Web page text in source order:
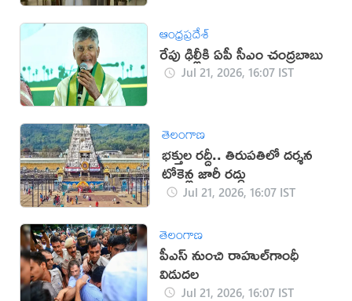
ఆంధ్రప్రదేశ్
రేపు ఢిల్లీకి ఏపీ సీఎం చంద్రబాబు
Jul 21, 2026, 16:07 IST
తెలంగాణ
భక్తుల రద్దీ.. తిరుపతిలో దర్శన
టోకెన్ల జారీ రద్దు
Jul 21, 2026, 16:07 IST
తెలంగాణ
పీఎస్‌ నుంచి రాహుల్‌గాంధీ
విడుదల
Jul 21, 2026, 16:07 IST